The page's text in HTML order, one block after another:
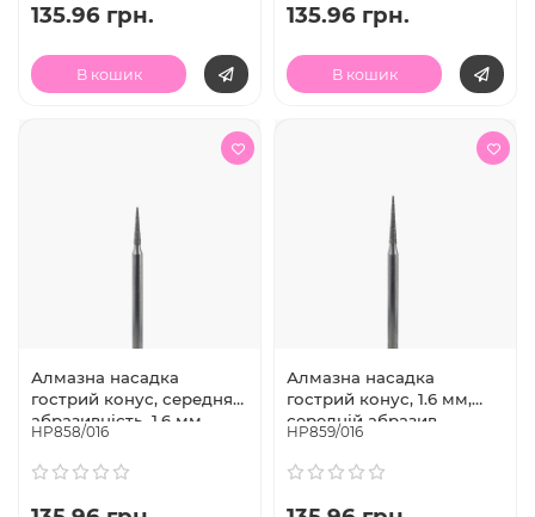
135.96 грн.
В кошик
135.96 грн.
В кошик
Алмазна насадка
гострий конус, середня
абразивність, 1.6 мм,
Diaswiss (Швейцарія)
HP858/016
Алмазна насадка
гострий конус, 1.6 мм,
середній абразив,
Diaswiss (Швейцарія)
HP859/016